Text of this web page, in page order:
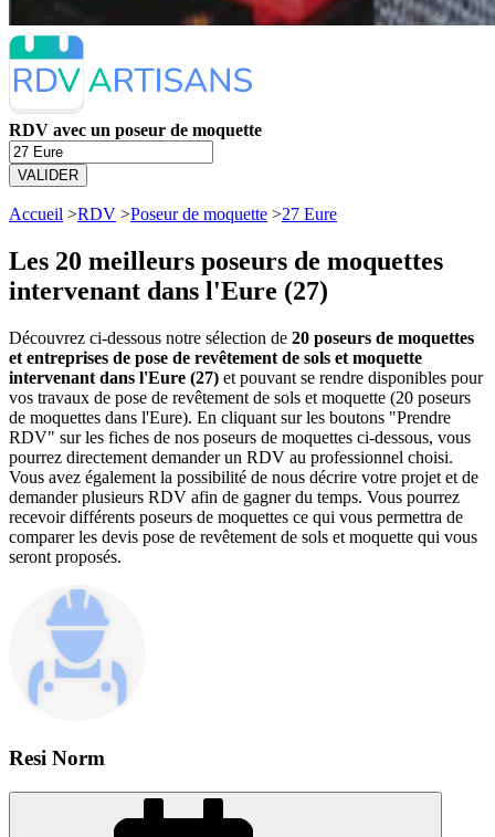
RDV avec un poseur de moquette
VALIDER
Accueil >RDV >Poseur de moquette >27 Eure
Les 20 meilleurs poseurs de moquettes
intervenant dans l'Eure (27)
Découvrez ci-dessous notre sélection de 20 poseurs de moquettes
et entreprises de pose de revêtement de sols et moquette
intervenant dans l'Eure (27) et pouvant se rendre disponibles pour
vos travaux de pose de revêtement de sols et moquette (20 poseurs
de moquettes dans l'Eure). En cliquant sur les boutons "Prendre
RDV" sur les fiches de nos poseurs de moquettes ci-dessous, vous
pourrez directement demander un RDV au professionnel choisi.
Vous avez également la possibilité de nous décrire votre projet et de
demander plusieurs RDV afin de gagner du temps. Vous pourrez
recevoir différents poseurs de moquettes ce qui vous permettra de
comparer les devis pose de revêtement de sols et moquette qui vous
seront proposés.
Resi Norm